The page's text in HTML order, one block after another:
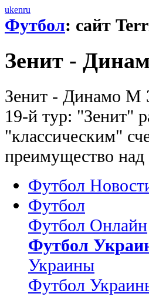
ukenru
Футбол: сайт
Зенит -
Зенит - Динамо М
19-й тур: "Зенит"
"классическим"
преимущество над
Футбол
Футбол
Футбол Онлайн
Футбол
Украины
Футбол